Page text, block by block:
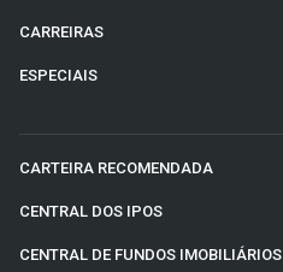
CARREIRAS
ESPECIAIS
CARTEIRA RECOMENDADA
CENTRAL DOS IPOS
CENTRAL DE FUNDOS IMOBILIÁRIOS